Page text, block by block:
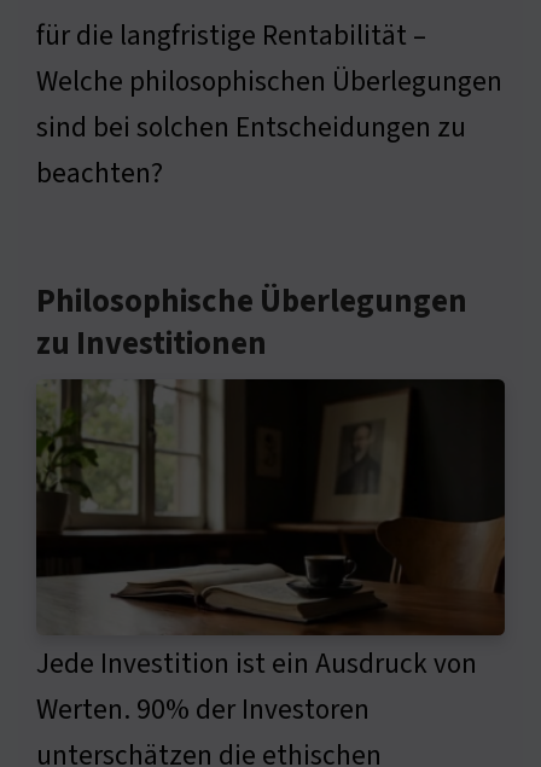
für die langfristige Rentabilität –
Welche philosophischen Überlegungen
sind bei solchen Entscheidungen zu
beachten?
Philosophische Überlegungen
zu Investitionen
Jede Investition ist ein Ausdruck von
Werten. 90% der Investoren
unterschätzen die ethischen